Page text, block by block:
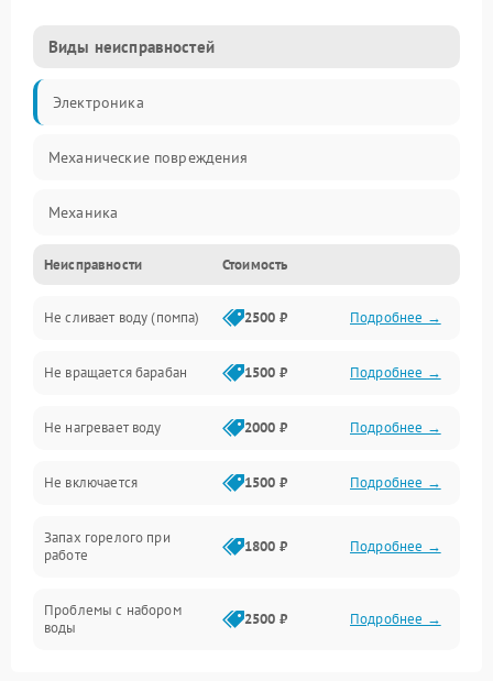
Виды неисправностей
Электроника
Механические повреждения
Механика
Электропитание
Водоснабжение
Слив
Программное обеспечение
Неисправности Стоимость
Не сливает воду (помпа) 2500 ₽ Подробнее →
Не вращается барабан 1500 ₽ Подробнее →
Не нагревает воду 2000 ₽ Подробнее →
Не включается 1500 ₽ Подробнее →
Запах горелого при
работе
1800 ₽ Подробнее →
Проблемы с набором
воды
2500 ₽ Подробнее →